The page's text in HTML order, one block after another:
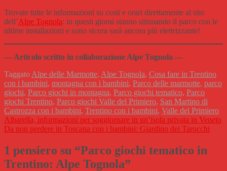
Trovate tutte le informazioni su costi e orari direttamente al sito
dell’Alpe Tognola: in questi giorni stanno ultimando il parco con le
ultime installazioni e sono sicura sarà ancora più elettrizzante!
— Articolo scritto in collaborazione Alpe Tognola —
Taggato Alpe delle Marmotte, Alpe Tognola, Cosa fare in Trentino
con i bambini, montagna con i bambini, Parco delle marmotte, parco
giochi, Parco giochi in montagna, Parco giochi tematico, Parco
giochi Trentino, Parco giochi Valle del Primiero, San Martino di
Castrozza con i bambini, Trentino con i bambini, Valle del Primiero
Navigazione
articoli
Albarella, informazioni per soggiornare in un’isola privata in Veneto
Da non perdere in Toscana con i bambini: Giardino dei Tarocchi
1 pensiero su “Parco giochi tematico in
Trentino: Alpe Tognola”